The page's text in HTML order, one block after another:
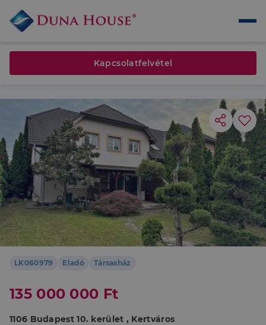
LK060979 Eladó Társasház
135 000 000 Ft
1106 Budapest 10. kerület , Kertváros
Kapcsolatfelvétel